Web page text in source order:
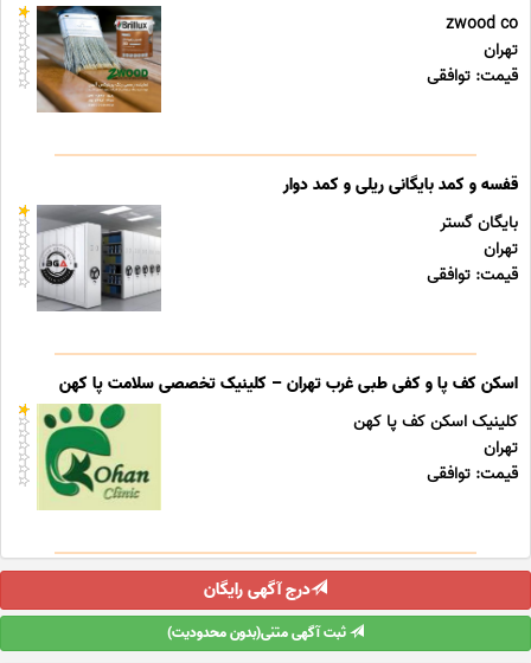
zwood co
تهران
قیمت: توافقی
قفسه و کمد بایگانی ریلی و کمد دوار
بایگان گستر
تهران
قیمت: توافقی
اسکن کف پا و کفی طبی غرب تهران – کلینیک تخصصی سلامت پا کهن
کلینیک اسکن کف پا کهن
تهران
قیمت: توافقی
درج آگهی رایگان
ثبت آگهی متنی(بدون محدودیت)